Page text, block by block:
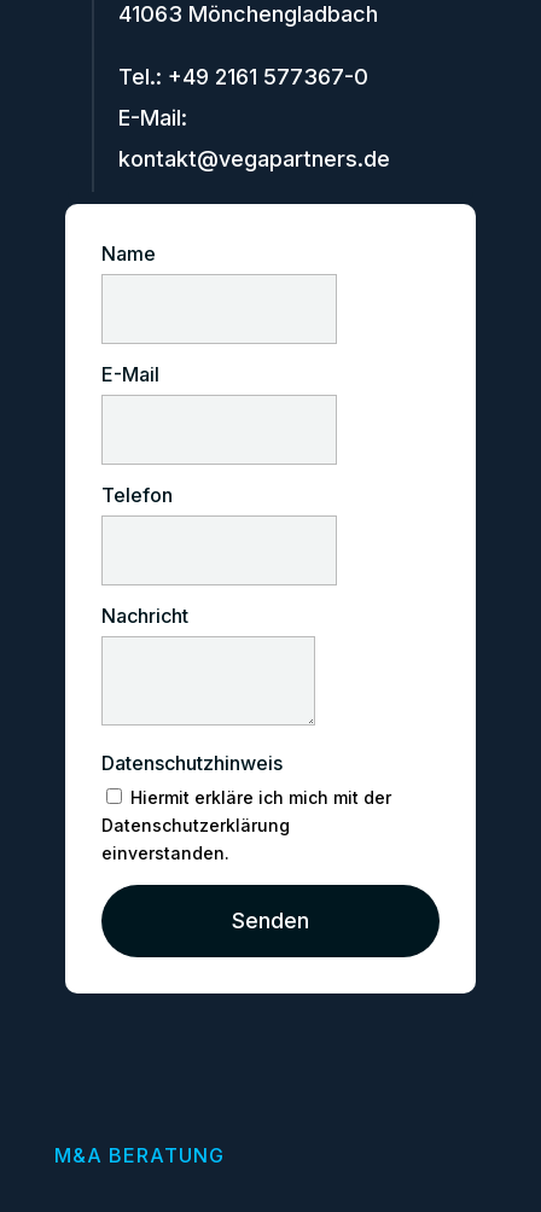
41063 Mönchengladbach
Tel.: +49 2161 577367-0
E-Mail:
kontakt@vegapartners.de
Name
E-Mail
Telefon
Nachricht
Datenschutzhinweis
Hiermit erkläre ich mich mit der
Datenschutzerklärung
einverstanden.
Senden
M&A BERATUNG